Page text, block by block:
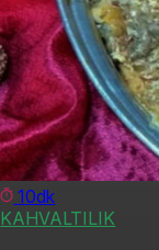
10dk
KAHVALTILIK